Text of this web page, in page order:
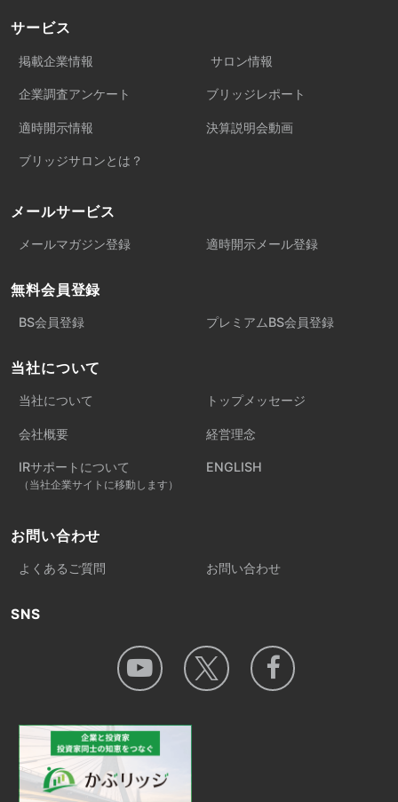
サービス
掲載企業情報 サロン情報
企業調査アンケート ブリッジレポート
適時開示情報 決算説明会動画
ブリッジサロンとは？
メールサービス
メールマガジン登録 適時開示メール登録
無料会員登録
BS会員登録 プレミアムBS会員登録
当社について
当社について トップメッセージ
会社概要 経営理念
IRサポートについて
（当社企業サイトに移動します）
ENGLISH
お問い合わせ
よくあるご質問 お問い合わせ
SNS